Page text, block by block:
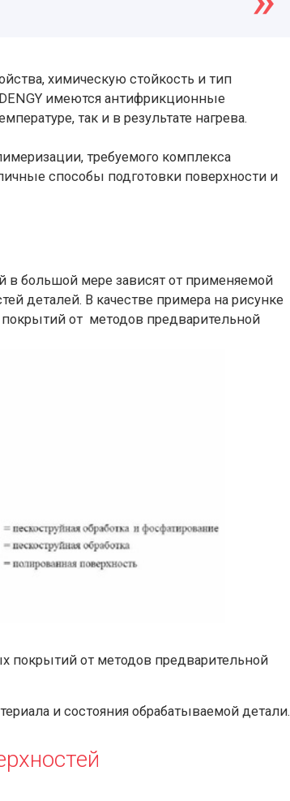
химическую стойкость и тип
имеются антифрикционные
так и в результате нагрева.
требуемого комплекса
способы подготовки поверхности и
большой мере зависят от применяемой
деталей. В качестве примера на рисунке
от методов предварительной
покрытий от методов предварительной
и состояния обрабатываемой детали.